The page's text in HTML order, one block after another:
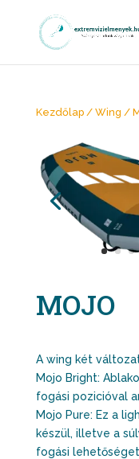
Kezdőlap/ Wing /
MOJO
A wing két
Mojo Bright:
fogási pozicióval
Mojo Pure: Ez a
készül, illetve a
fogási